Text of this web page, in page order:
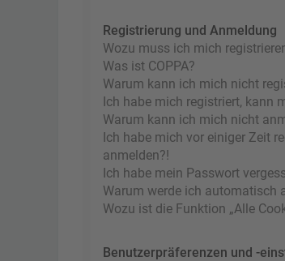
Registrierung und Anmeldung
Wozu muss ich mich
Was ist COPPA?
Warum kann ich mich nicht
Ich habe mich registriert, kann
Warum kann ich mich nicht
Ich habe mich vor einiger Zeit
anmelden?!
Ich habe mein Passwort
Warum werde ich automatisch
Wozu ist die Funktion „Alle
Benutzerpräferenzen und -